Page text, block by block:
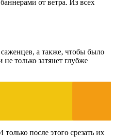
от ветра. Из всех
саженцев, а также, чтобы было
только затянет глубже
после этого срезать их